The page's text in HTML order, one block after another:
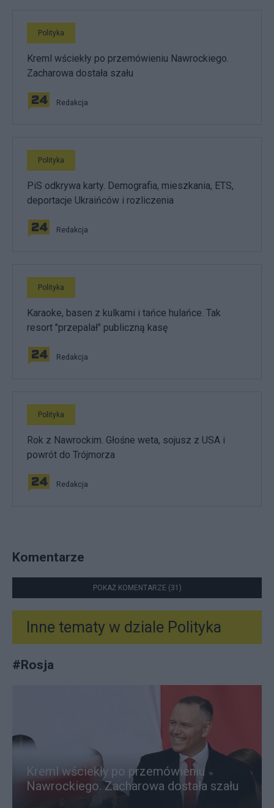
Polityka
Kreml wściekły po przemówieniu Nawrockiego.
Zacharowa dostała szału
Redakcja
Polityka
PiS odkrywa karty. Demografia, mieszkania, ETS,
deportacje Ukraińców i rozliczenia
Redakcja
Polityka
Karaoke, basen z kulkami i tańce hulańce. Tak
resort "przepalał" publiczną kasę
Redakcja
Polityka
Rok z Nawrockim. Głośne weta, sojusz z USA i
powrót do Trójmorza
Redakcja
Komentarze
POKAŻ KOMENTARZE (31)
Inne tematy w dziale Polityka
#Rosja
Kreml wściekły po przemówieniu
Nawrockiego. Zacharowa dostała szału